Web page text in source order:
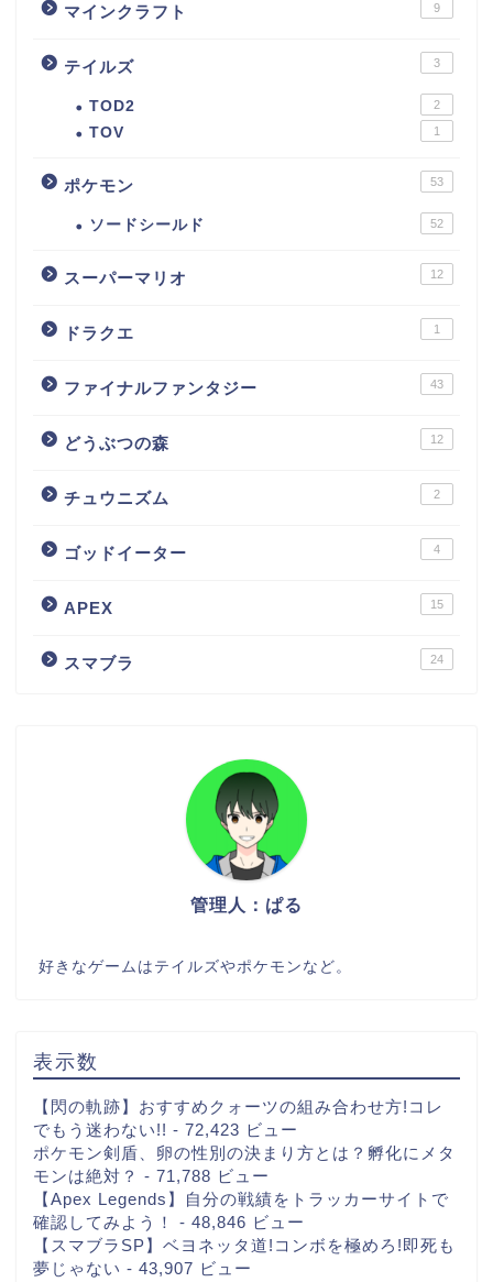
マインクラフト 9
テイルズ 3
TOD2 2
TOV 1
ポケモン 53
ソードシールド 52
スーパーマリオ 12
ドラクエ 1
ファイナルファンタジー 43
どうぶつの森 12
チュウニズム 2
ゴッドイーター 4
APEX 15
スマブラ 24
管理人：ぱる
好きなゲームはテイルズやポケモンなど。
表示数
【閃の軌跡】おすすめクォーツの組み合わせ方!コレ
でもう迷わない!! - 72,423 ビュー
ポケモン剣盾、卵の性別の決まり方とは？孵化にメタ
モンは絶対？ - 71,788 ビュー
【Apex Legends】自分の戦績をトラッカーサイトで
確認してみよう！
- 48,846 ビュー
【スマブラSP】ベヨネッタ道!コンボを極めろ!即死も
夢じゃない - 43,907 ビュー